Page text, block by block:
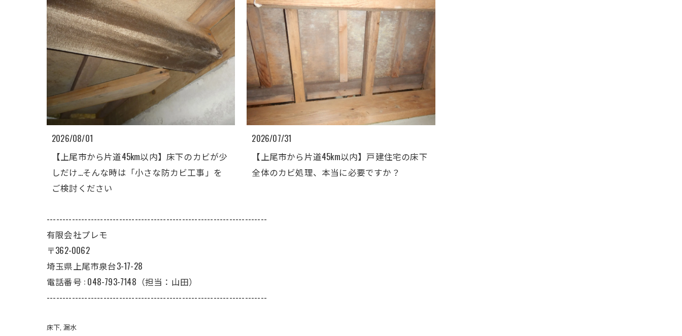
2026/08/01
【上尾市から片道45km以内】床下のカビが少
しだけ…そんな時は「小さな防カビ工事」を
ご検討ください
2026/07/31
【上尾市から片道45km以内】戸建住宅の床下
全体のカビ処理、本当に必要ですか？
----------------------------------------------------------------------
有限会社プレモ
〒362-0062
埼玉県上尾市泉台3-17-28
電話番号 : 048-793-7148（担当：山田）
----------------------------------------------------------------------
床下 漏水